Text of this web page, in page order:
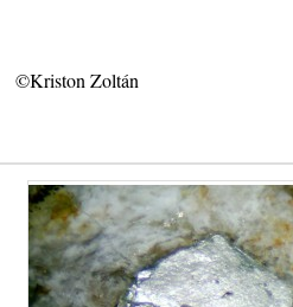
©Kriston Zoltán